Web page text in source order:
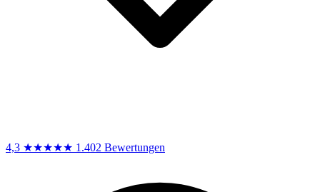
4,3 ★★★★★ 1.402 Bewertungen